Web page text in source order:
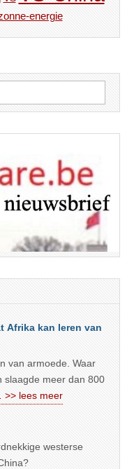
energie
Afrika kan leren van
van armoede. Waar
slaagde meer dan 800
>> lees meer
westerse